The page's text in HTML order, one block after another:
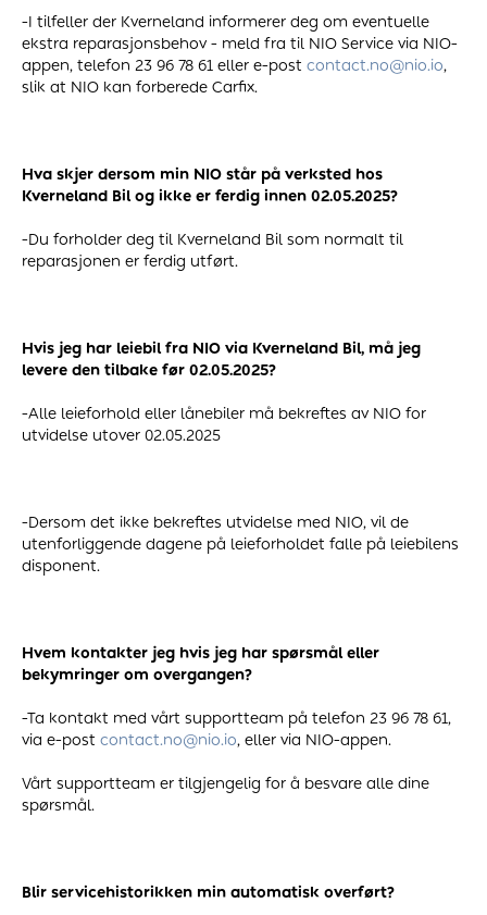
-I tilfeller der Kverneland informerer deg om eventuelle
ekstra reparasjonsbehov - meld fra til NIO Service via NIO-
appen, telefon 23 96 78 61 eller e-post contact.no@nio.io,
slik at NIO kan forberede Carfix.
Hva skjer dersom min NIO står på verksted hos
Kverneland Bil og ikke er ferdig innen 02.05.2025?
-Du forholder deg til Kverneland Bil som normalt til
reparasjonen er ferdig utført.
Hvis jeg har leiebil fra NIO via Kverneland Bil, må jeg
levere den tilbake før 02.05.2025?
-Alle leieforhold eller lånebiler må bekreftes av NIO for
utvidelse utover 02.05.2025
-Dersom det ikke bekreftes utvidelse med NIO, vil de
utenforliggende dagene på leieforholdet falle på leiebilens
disponent.
Hvem kontakter jeg hvis jeg har spørsmål eller
bekymringer om overgangen?
-Ta kontakt med vårt supportteam på telefon 23 96 78 61,
via e-post contact.no@nio.io, eller via NIO-appen.
Vårt supportteam er tilgjengelig for å besvare alle dine
spørsmål.
Blir servicehistorikken min automatisk overført?